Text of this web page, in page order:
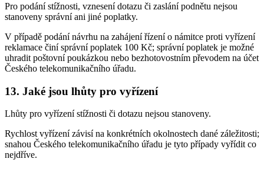
Pro podání stížnosti, vznesení dotazu či zaslání podnětu nejsou
stanoveny správní ani jiné poplatky.
V případě podání návrhu na zahájení řízení o námitce proti vyřízení
reklamace činí správní poplatek 100 Kč; správní poplatek je možné
uhradit poštovní poukázkou nebo bezhotovostním převodem na účet
Českého telekomunikačního úřadu.
13. Jaké jsou lhůty pro vyřízení
Lhůty pro vyřízení stížnosti či dotazu nejsou stanoveny.
Rychlost vyřízení závisí na konkrétních okolnostech dané záležitosti;
snahou Českého telekomunikačního úřadu je tyto případy vyřídit co
nejdříve.